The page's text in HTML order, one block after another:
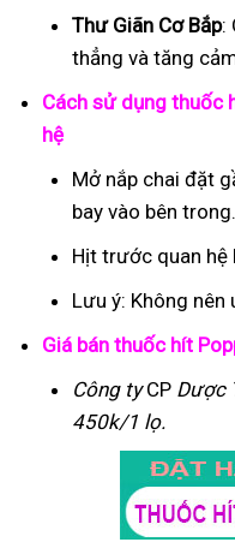
Thư Giãn Cơ Bắp:
thẳng và tăng
Cách sử dụng thuốc
hệ
Mở nắp chai đặt
bay vào bên trong.
Hịt trước quan hệ
Lưu ý: Không nên
Giá bán thuốc hít
Công tyCP Dược
450k/1 lọ.